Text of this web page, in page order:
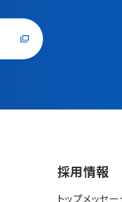
採⽤情報
トップメッセー